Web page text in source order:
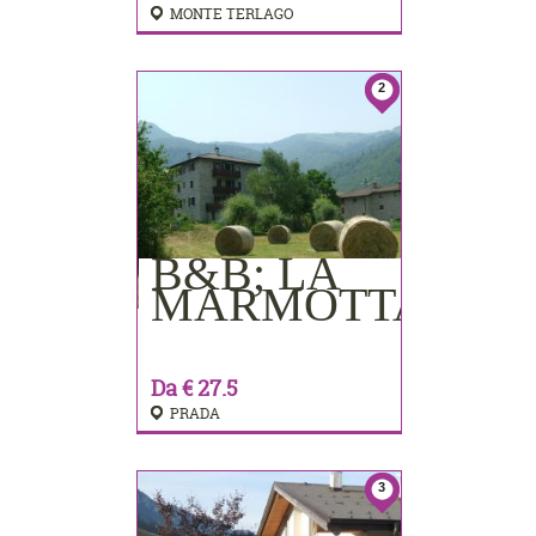
MONTE TERLAGO
2
B&B; LA
MARMOTTA
Da € 27.5
PRADA
PRENOTA
3